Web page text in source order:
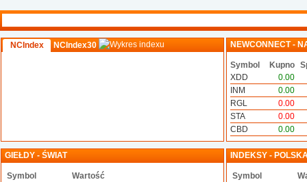
NCIndex NCIndex30 NEWCONNECT -
Symbol Kupno
XDD
0.00
INM
0.00
RGL
0.00
STA
0.00
CBD
0.00
GIEŁDY - ŚWIAT
Symbol
Wartość
INDEKSY -
Symbol